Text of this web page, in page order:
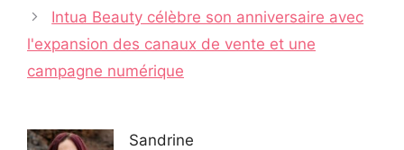
Intua Beauty célèbre son anniversaire avec
l'expansion des canaux de vente et une
campagne numérique
Sandrine